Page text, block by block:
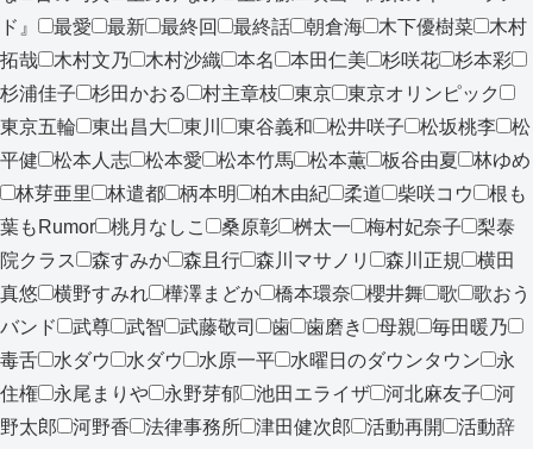
ド』
最愛 最新 最終回 最終話 朝倉海 木下優樹菜
木村
拓哉
木村文乃 木村沙織 本名 本田仁美 杉咲花
杉本彩
杉浦佳子
杉田かおる 村主章枝 東京
東京オリンピック
東京五輪
東出昌大 東川 東谷義和 松井咲子 松坂桃李
松
平健
松本人志 松本愛 松本竹馬 松本薫 板谷由夏
林ゆめ
林芽亜里
林遣都 柄本明 柏木由紀 柔道 柴咲コウ
根も
葉もRumor
桃月なしこ 桑原彰 桝太一 梅村妃奈子
梨泰
院クラス
森すみか 森且行 森川マサノリ 森川正規
横田
真悠
横野すみれ 樺澤まどか 橋本環奈 櫻井舞 歌
歌おう
バンド
武尊 武智 武藤敬司 歯 歯磨き 母親
毎田暖乃
毒舌
水ダウ 水ダウ 水原一平 水曜日のダウンタウン
永
住権
永尾まりや 永野芽郁 池田エライザ 河北麻友子
河
野太郎
河野香 法律事務所 津田健次郎 活動再開
活動辞